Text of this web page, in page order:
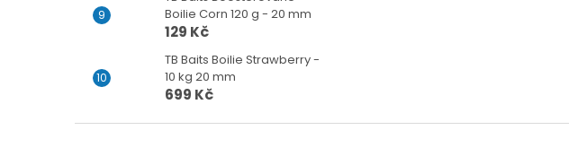
Boilie Corn 120 g - 20 mm
129 Kč
TB Baits Boilie Strawberry -
10 kg 20 mm
699 Kč